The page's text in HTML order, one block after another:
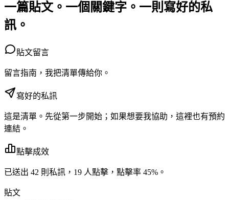
一篇貼文。一個關鍵字。一則寫好的私
訊。
貼文留言
留言指南，我把清單傳給你。
寫好的私訊
這是清單。先從第一步開始；如果想要我協助，這裡也有預約
連結。
點擊成效
已送出 42 則私訊，19 人點擊，點擊率 45%。
貼文